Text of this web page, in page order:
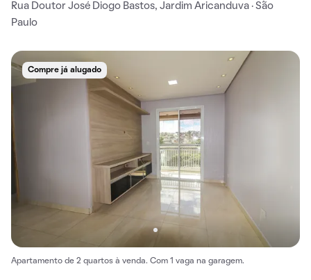
Rua Doutor José Diogo Bastos, Jardim Aricanduva · São
Paulo
Compre já alugado
Apartamento de 2 quartos à venda. Com 1 vaga na garagem.